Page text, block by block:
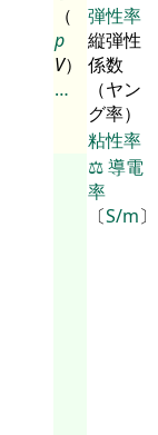
（
p
V）
…
弾性率
縦弾性
係数
（ヤン
グ率）
粘性率
⚖️導電
率
〔S/m〕